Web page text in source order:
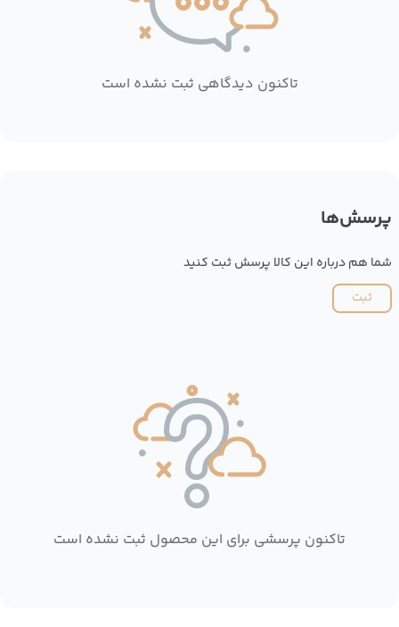
تاکنون دیدگاهی ثبت نشده است
پرسش‌ها
شما هم درباره این کالا پرسش ثبت کنید
ثبت
تاکنون پرسشی برای این محصول ثبت نشده است